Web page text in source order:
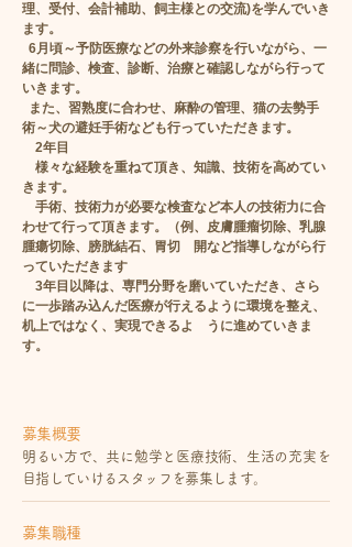
理、受付、会計補助、飼主様との交流)を学んでいき
ます。
6月頃～予防医療などの外来診察を行いながら、一
緒に問診、検査、診断、治療と確認しながら行って
いきます。
また、習熟度に合わせ、麻酔の管理、猫の去勢手
術～犬の避妊手術なども行っていただきます。
2年目
様々な経験を重ねて頂き、知識、技術を高めてい
きます。
手術、技術力が必要な検査など本人の技術力に合
わせて行って頂きます。（例、皮膚腫瘤切除、乳腺
腫瘍切除、膀胱結石、胃切 開など指導しながら行
っていただきます
3年目以降は、専門分野を磨いていただき、さら
に一歩踏み込んだ医療が行えるように環境を整え、
机上ではなく、実現できるよ うに進めていきま
す。
募集概要
明るい方で、共に勉学と医療技術、生活の充実を
目指していけるスタッフを募集します。
募集職種